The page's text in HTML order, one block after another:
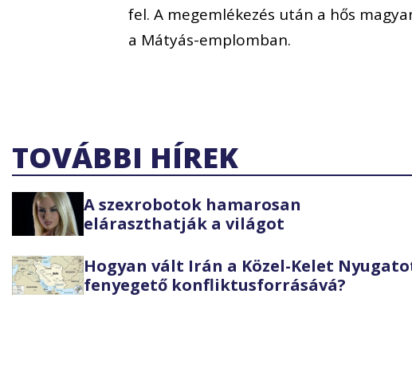
fel. A megemlékezés után a hős
a Mátyás-emplomban.
TOVÁBBI HÍREK
A szexrobotok hamarosan
eláraszthatják a világot
Hogyan vált Irán a Közel-Kelet
fenyegető konfliktusforrásává?